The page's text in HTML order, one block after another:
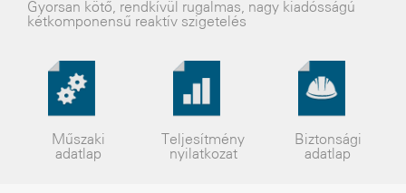
Gyorsan kötõ, rendkívül rugalmas, nagy kiadósságú
kétkomponensû reaktív szigetelés
Műszaki
adatlap
Teljesítmény
nyilatkozat
Biztonsági
adatlap